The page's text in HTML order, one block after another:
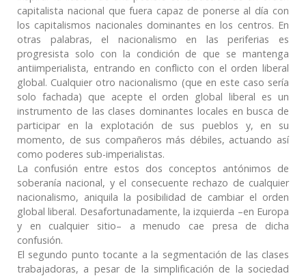
capitalista nacional que fuera capaz de ponerse al día con
los capitalismos nacionales dominantes en los centros. En
otras palabras, el nacionalismo en las periferias es
progresista solo con la condición de que se mantenga
antiimperialista, entrando en conflicto con el orden liberal
global. Cualquier otro nacionalismo (que en este caso sería
solo fachada) que acepte el orden global liberal es un
instrumento de las clases dominantes locales en busca de
participar en la explotación de sus pueblos y, en su
momento, de sus compañeros más débiles, actuando así
como poderes sub-imperialistas.
La confusión entre estos dos conceptos antónimos de
soberanía nacional, y el consecuente rechazo de cualquier
nacionalismo, aniquila la posibilidad de cambiar el orden
global liberal. Desafortunadamente, la izquierda –en Europa
y en cualquier sitio– a menudo cae presa de dicha
confusión.
El segundo punto tocante a la segmentación de las clases
trabajadoras, a pesar de la simplificación de la sociedad